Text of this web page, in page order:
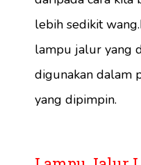
lebih sedikit
lampu jalur yang
digunakan dalam
yang dipimpin.